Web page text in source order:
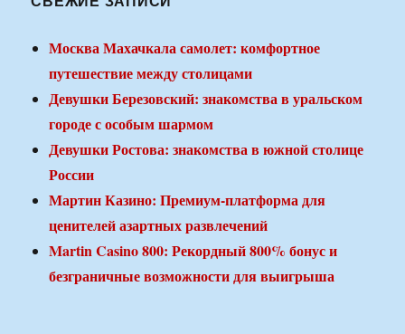
Москва Махачкала самолет: комфортное
путешествие между столицами
Девушки Березовский: знакомства в уральском
городе с особым шармом
Девушки Ростова: знакомства в южной столице
России
Мартин Казино: Премиум-платформа для
ценителей азартных развлечений
Martin Casino 800: Рекордный 800% бонус и
безграничные возможности для выигрыша